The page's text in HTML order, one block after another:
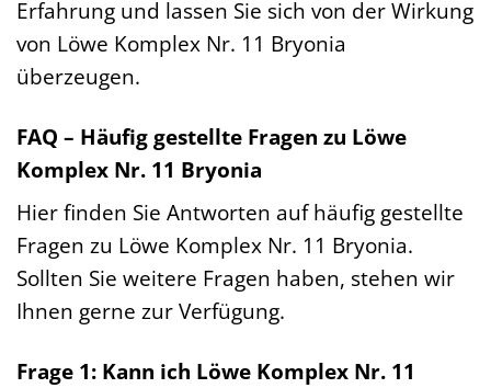
Erfahrung und lassen Sie sich von der Wirkung
von Löwe Komplex Nr. 11 Bryonia
überzeugen.
FAQ – Häufig gestellte Fragen zu Löwe
Komplex Nr. 11 Bryonia
Hier finden Sie Antworten auf häufig gestellte
Fragen zu Löwe Komplex Nr. 11 Bryonia.
Sollten Sie weitere Fragen haben, stehen wir
Ihnen gerne zur Verfügung.
Frage 1: Kann ich Löwe Komplex Nr. 11